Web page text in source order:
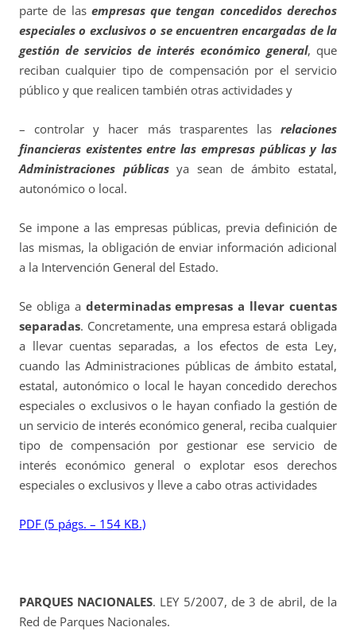
parte de las empresas que tengan concedidos derechos
especiales o exclusivos o se encuentren encargadas de la
gestión de servicios de interés económico general, que
reciban cualquier tipo de compensación por el servicio
público y que realicen también otras actividades y
– controlar y hacer más trasparentes las relaciones
financieras existentes entre las empresas públicas y las
Administraciones públicasya sean de ámbito estatal,
autonómico o local.
Se impone a las empresas públicas, previa definición de
las mismas, la obligación de enviar información adicional
a la Intervención General del Estado.
Se obliga a determinadas empresas a llevar cuentas
separadas. Concretamente, una empresa estará obligada
a llevar cuentas separadas, a los efectos de esta Ley,
cuando las Administraciones públicas de ámbito estatal,
estatal, autonómico o local le hayan concedido derechos
especiales o exclusivos o le hayan confiado la gestión de
un servicio de interés económico general, reciba cualquier
tipo de compensación por gestionar ese servicio de
interés económico general o explotar esos derechos
especiales o exclusivos y lleve a cabo otras actividades
PDF (5 págs. – 154 KB.)
PARQUES NACIONALES. LEY 5/2007, de 3 de abril, de la
Red de Parques Nacionales.